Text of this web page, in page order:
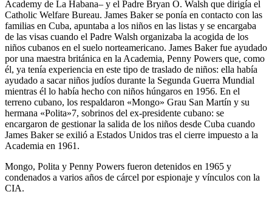
Academy de La Habana– y el Padre Bryan O. Walsh que dirigía el
Catholic Welfare Bureau. James Baker se ponía en contacto con las
familias en Cuba, apuntaba a los niños en las listas y se encargaba
de las visas cuando el Padre Walsh organizaba la acogida de los
niños cubanos en el suelo norteamericano. James Baker fue ayudado
por una maestra británica en la Academia, Penny Powers que, como
él, ya tenía experiencia en este tipo de traslado de niños: ella había
ayudado a sacar niños judíos durante la Segunda Guerra Mundial
mientras él lo había hecho con niños húngaros en 1956. En el
terreno cubano, los respaldaron «Mongo» Grau San Martín y su
hermana «Polita»7, sobrinos del ex-presidente cubano: se
encargaron de gestionar la salida de los niños desde Cuba cuando
James Baker se exilió a Estados Unidos tras el cierre impuesto a la
Academia en 1961.
Mongo, Polita y Penny Powers fueron detenidos en 1965 y
condenados a varios años de cárcel por espionaje y vínculos con la
CIA.